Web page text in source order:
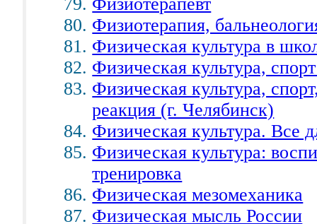
Физиотерапия,
Физическая культура в
Физическая культура,
Физическая культура,
реакция (г. Челябинск)
Физическая культура. Все
Физическая культура:
тренировка
Физическая мезомеханика
Физическая мысль России